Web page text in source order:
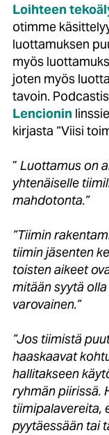
Loihteen
otimme
luottamuksen
myös
joten myös
tavoin.
Lencionin
kirjasta “Viisi
” Luottamus on
yhtenäiselle
mahdotonta.”
”Tiimin
tiimin jäsenten
toisten aikeet
mitään syytä
varovainen.”
”Jos tiimistä
haaskaavat
hallitakseen
ryhmän piirissä.
tiimipalavereita,
pyytäessään tai